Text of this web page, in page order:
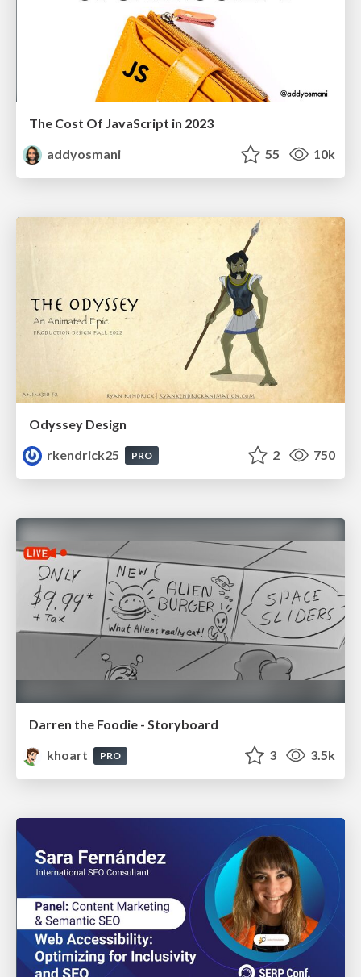
The Cost Of JavaScript in 2023
addyosmani
55 10k
Odyssey Design
rkendrick25
PRO 2 750
Darren the Foodie - Storyboard
khoart
PRO 3 3.5k